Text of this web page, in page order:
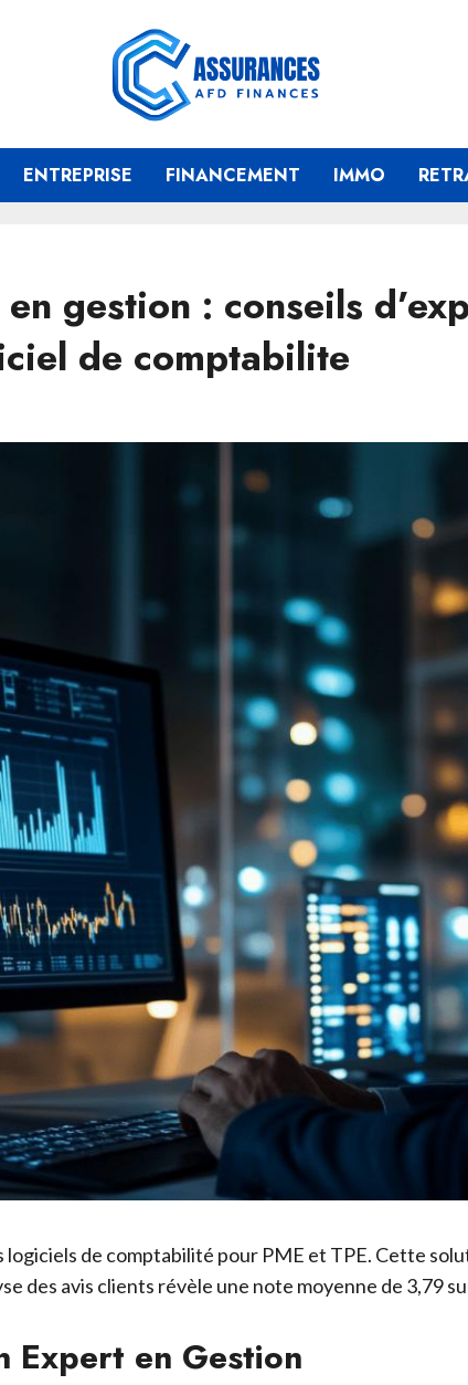
ENTREPRISE FINANCEMENT IMMO
gestion : conseils
de comptabilite
de comptabilité pour PME et TPE. Cette
des avis clients révèle une note moyenne de 3,79
Expert en Gestion